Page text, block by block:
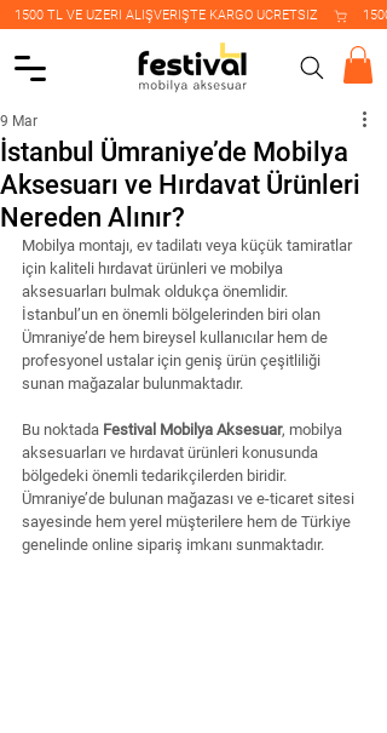
    1500 TL VE ÜZERİ ALIŞVERİŞTE KARGO ÜCRETSİZ
İstanbul Ümraniye’de Mobilya
Aksesuarı ve Hırdavat Ürünleri
Nereden Alınır?
9 Mar
Mobilya montajı, ev tadilatı veya küçük tamiratlar
için kaliteli hırdavat ürünleri ve mobilya
aksesuarları bulmak oldukça önemlidir.
İstanbul’un en önemli bölgelerinden biri olan
Ümraniye’de hem bireysel kullanıcılar hem de
profesyonel ustalar için geniş ürün çeşitliliği
sunan mağazalar bulunmaktadır.
Bu noktada Festival Mobilya Aksesuar, mobilya
aksesuarları ve hırdavat ürünleri konusunda
bölgedeki önemli tedarikçilerden biridir.
Ümraniye’de bulunan mağazası ve e-ticaret sitesi
sayesinde hem yerel müşterilere hem de Türkiye
genelinde online sipariş imkanı sunmaktadır.